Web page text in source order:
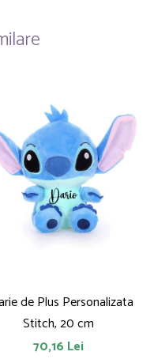
de Plus Personalizata
Stitch, 20 cm
70,16 Lei